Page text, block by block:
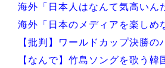
海外「日本人はなんて気高いん
海外「日本のメディアを楽しめ
【批判】ワールドカップ決勝の
【なんで】竹島ソングを歌う韓